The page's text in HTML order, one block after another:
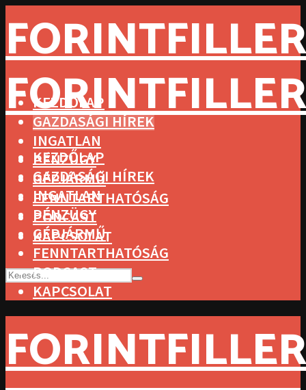
KEZDŐLAP
GAZDASÁGI HÍREK
INGATLAN
PÉNZÜGY
GÉPJÁRMŰ
FENNTARTHATÓSÁG
PODCAST
KAPCSOLAT
KEZDŐLAP
GAZDASÁGI HÍREK
INGATLAN
PÉNZÜGY
GÉPJÁRMŰ
FENNTARTHATÓSÁG
PODCAST
KAPCSOLAT